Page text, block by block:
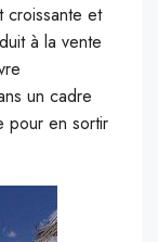
croissante et
à la vente
un cadre
pour en sortir